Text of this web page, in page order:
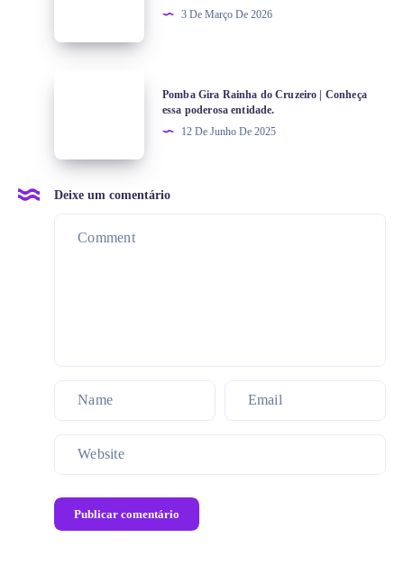
3 De Março De 2026
Pomba Gira Rainha do Cruzeiro | Conheça
essa poderosa entidade.
12 De Junho De 2025
Deixe um comentário
Publicar comentário